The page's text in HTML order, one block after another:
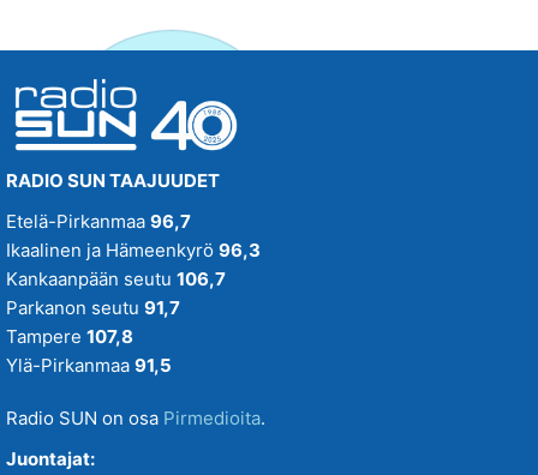
RADIO SUN TAAJUUDET
Etelä-Pirkanmaa 96,7
Ikaalinen ja Hämeenkyrö 96,3
Kankaanpään seutu 106,7
Parkanon seutu 91,7
Tampere 107,8
Ylä-Pirkanmaa 91,5
Radio SUN on osa Pirmedioita.
Juontajat: